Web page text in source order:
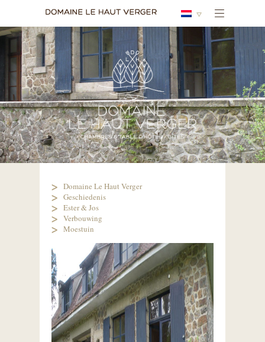
Domaine Le Haut Verger
Geschiedenis
Ester & Jos
Verbouwing
Moestuin